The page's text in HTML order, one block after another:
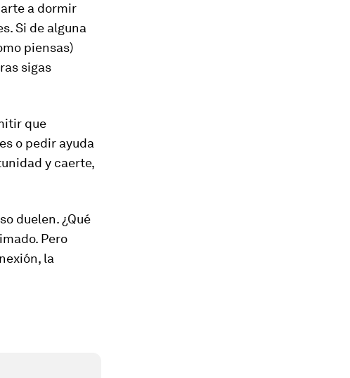
a dormir
Si de alguna
piensas)
sigas
que
o pedir ayuda
y caerte,
duelen. ¿Qué
Pero
la